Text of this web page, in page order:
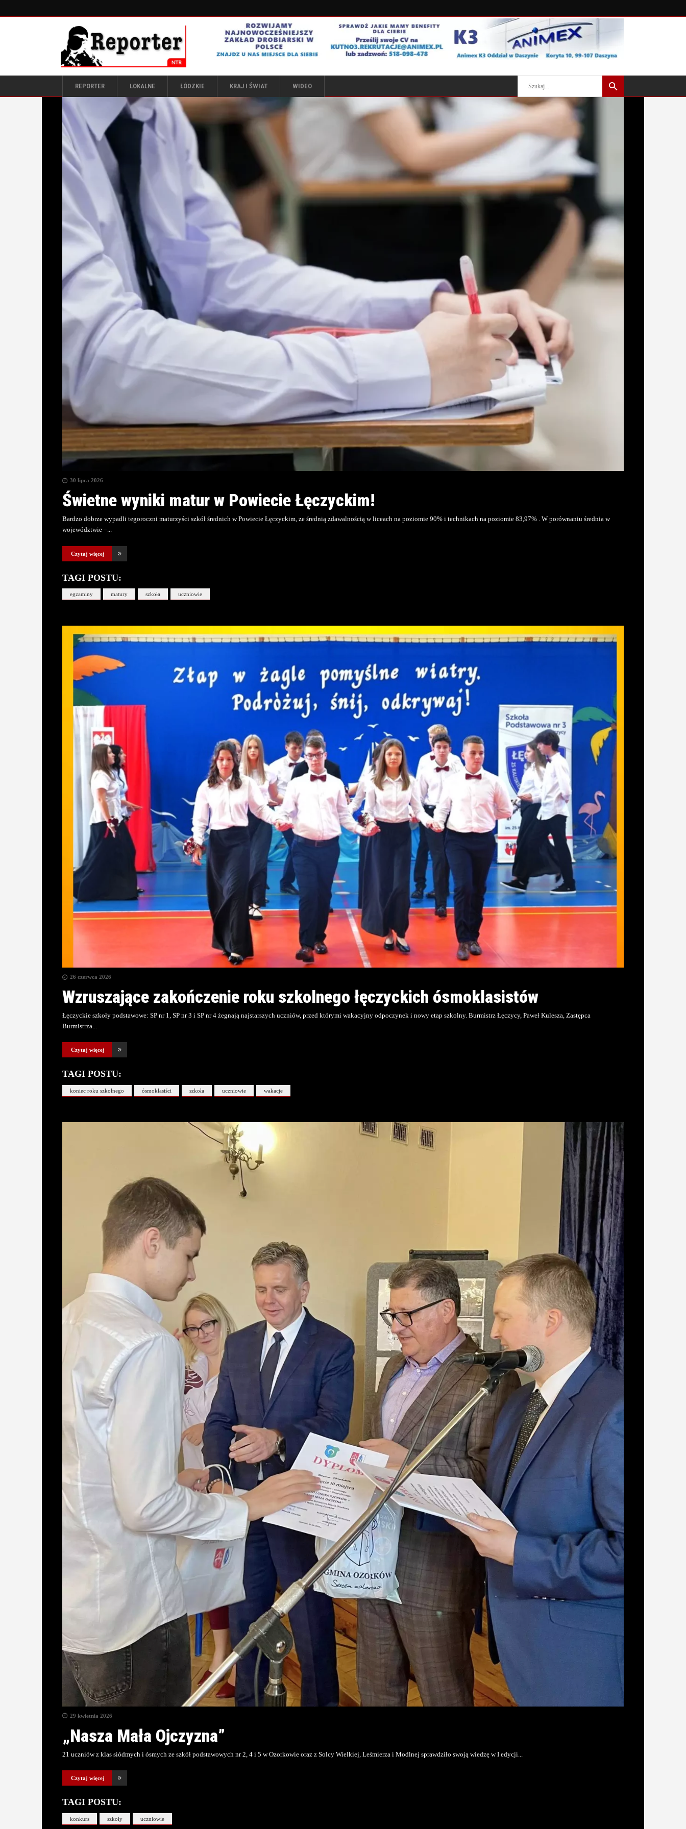
REPORTER LOKALNE ŁÓDZKIE KRAJ I ŚWIAT WIDEO
30 lipca 2026
Świetne wyniki matur w Powiecie Łęczyckim!
Bardzo dobrze wypadli tegoroczni maturzyści szkół średnich w Powiecie Łęczyckim, ze średnią zdawalnością w liceach na poziomie 90% i technikach na poziomie 83,97% . W porównaniu średnia w
województwie –
Czytaj więcej
TAGI POSTU:
egzaminy matury szkoła uczniowie
26 czerwca 2026
Wzruszające zakończenie roku szkolnego łęczyckich ósmoklasistów
Łęczyckie szkoły podstawowe: SP nr 1, SP nr 3 i SP nr 4 żegnają najstarszych uczniów, przed którymi wakacyjny odpoczynek i nowy etap szkolny. Burmistrz Łęczycy, Paweł Kulesza, Zastępca
Burmistrza
Czytaj więcej
TAGI POSTU:
koniec roku szkolnego ósmoklasiści szkoła uczniowie wakacje
29 kwietnia 2026
„Nasza Mała Ojczyzna”
21 uczniów z klas siódmych i ósmych ze szkół podstawowych nr 2, 4 i 5 w Ozorkowie oraz z Solcy Wielkiej, Leśmierza i Modlnej sprawdziło swoją wiedzę w I edycji
Czytaj więcej
TAGI POSTU:
konkurs szkoły uczniowie